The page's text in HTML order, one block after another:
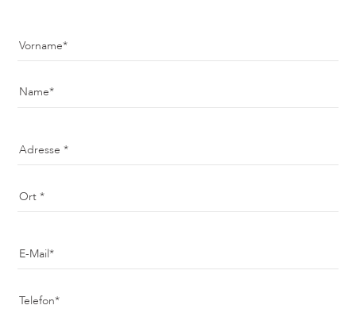
Vorname
Name
Adresse
Ort
E-Mail
Telefon